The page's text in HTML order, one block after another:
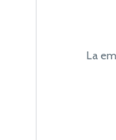
La